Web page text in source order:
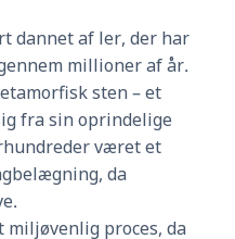
dannet af ler, der har
millioner af år.
sten – et
fra sin oprindelige
været et
da
miljøvenlig proces, da